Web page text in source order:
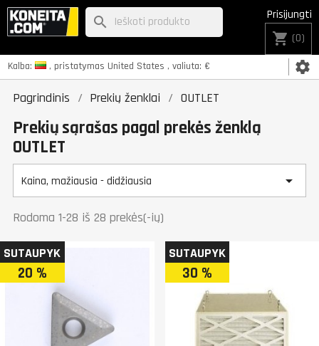
Kalba: , pristatymas United States , valiuta: € settings
Prisijungti
shopping_cart (0)
search
Pagrindinis Prekių ženklai OUTLET
Prekių sąrašas pagal prekės ženklą
OUTLET
Kaina, mažiausia - didžiausia 
Rodoma 1-28 iš 28 prekės(-ių)
SUTAUPYK
20 %
SUTAUPYK
30 %